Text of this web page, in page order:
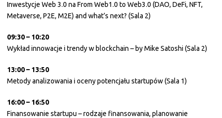
Inwestycje Web 3.0 na From Web1.0 to Web3.0 (DAO, DeFi, NFT,
Metaverse, P2E, M2E) and what’s next? (Sala 2)
09:30 – 10:20
Wykład innowacje i trendy w blockchain – by Mike Satoshi (Sala 2)
13:00 – 13:50
Metody analizowania i oceny potencjału startupów (Sala 1)
16:00 – 16:50
Finansowanie startupu – rodzaje finansowania, planowanie